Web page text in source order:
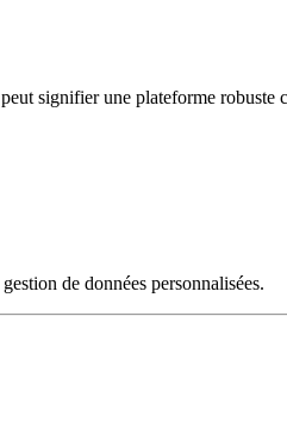
signifier une plateforme
de données personnalisées.